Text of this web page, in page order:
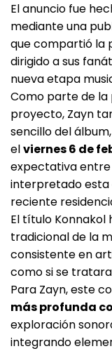
El anuncio fue
mediante una
que compartió la
dirigido a sus
nueva etapa
Como parte de
proyecto, Zayn
sencillo del
elviernes 6 de
expectativa entre
interpretado esta
reciente
El título
tradicional de la
consistente en
como si se
Para Zayn, este
más profunda
exploración
integrando